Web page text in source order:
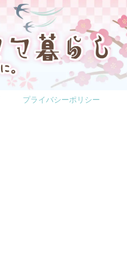
プライバシーポリシー